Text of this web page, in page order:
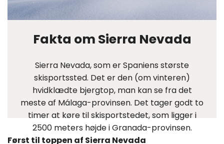
Fakta om Sierra Nevada
Sierra Nevada, som er Spaniens største
skisportssted. Det er den (om vinteren)
hvidklædte bjergtop, man kan se fra det
meste af Málaga-provinsen. Det tager godt to
timer at køre til skisportstedet, som ligger i
2500 meters højde i Granada-provinsen.
Først til toppen af Sierra Nevada